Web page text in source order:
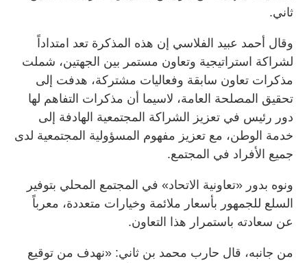
ثاني.
وقال أحمد عبيد الفلاسي إن هذه المذكرة تعد امتداداً
لشراكة استراتيجية وتعاون مستمر بين الجهتين، شملت
مذكرات تعاون سابقة وفعاليات مشتركة، هدفت إلى
تحقيق المصلحة العامة، لاسيما أن مذكرات التفاهم لها
دور رئيس في تعزيز الشراكة المجتمعية الهادفة إلى
خدمة الوطن، مع تعزيز مفهوم المسؤولية المجتمعية لدى
جميع الأفراد في المجتمع.
ونوه بدور «تعاونية الاتحاد» في المجتمع المحلي بتوفير
السلع للجمهور بأسعار ملائمة وخيارات متعددة، معرباً
عن سعادته باستمرار هذا التعاون.
من جانبه، قال حارب محمد بن ثاني: «نهدف من توقيع